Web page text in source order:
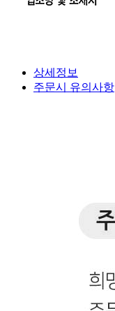
상세정보
주문시 유의사항